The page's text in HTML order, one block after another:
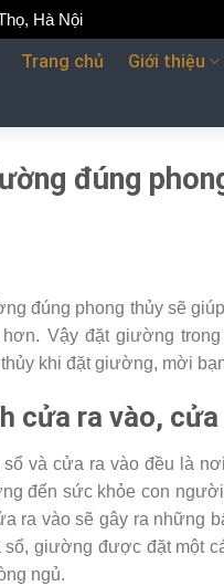
Hà Nội
Trang chủ Giới thiệu
đúng
đúng phong thủy sẽ
Vậy đặt giường
khi đặt giường, mời
cửa ra vào,
và cửa ra vào đều là
đến sức khỏe con
ra vào sẽ gây ra những
giường được đặt một
ngủ.